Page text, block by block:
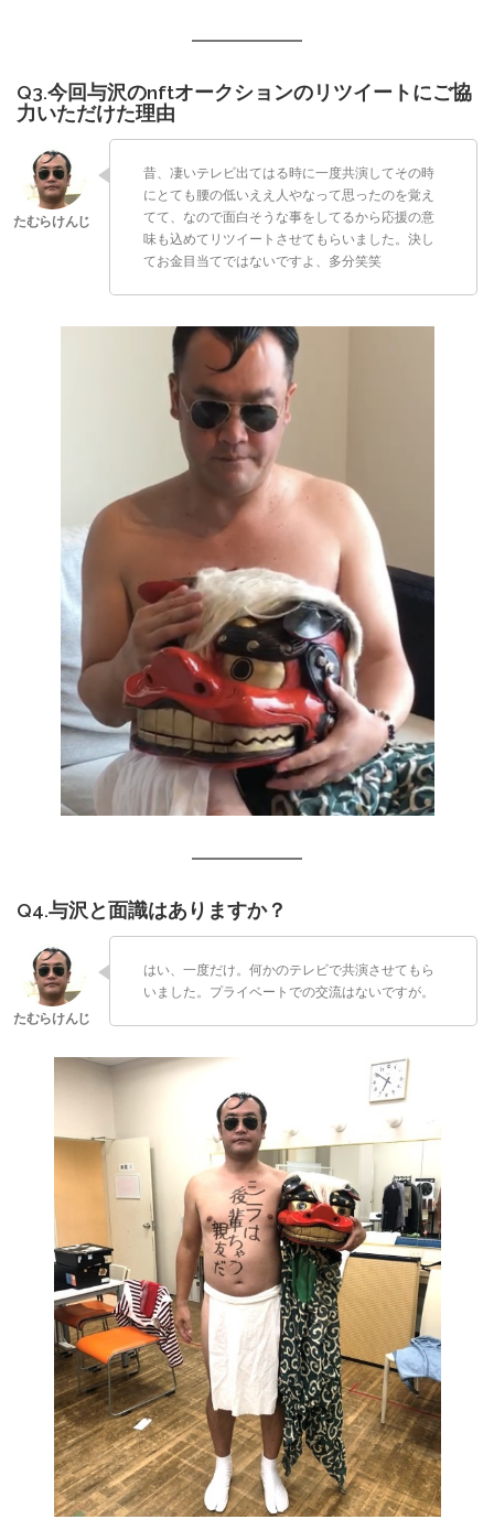
Q3.今回与沢のnftオークションのリツイートにご協
力いただけた理由
昔、凄いテレビ出てはる時に一度共演してその時
にとても腰の低いええ人やなって思ったのを覚え
てて、なので面白そうな事をしてるから応援の意
味も込めてリツイートさせてもらいました。決し
てお金目当てではないですよ、多分笑笑
Q4.与沢と面識はありますか？
はい、一度だけ。何かのテレビで共演させてもら
いました。プライベートでの交流はないですが。